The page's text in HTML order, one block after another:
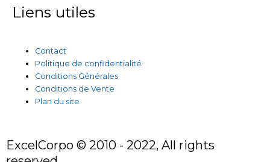
Liens utiles
Contact
Politique de confidentialité
Conditions Générales
Conditions de Vente
Plan du site
ExcelCorpo © 2010 - 2022, All rights